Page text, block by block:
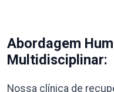
Abordagem
Multidisciplinar:
Nossa clínica de